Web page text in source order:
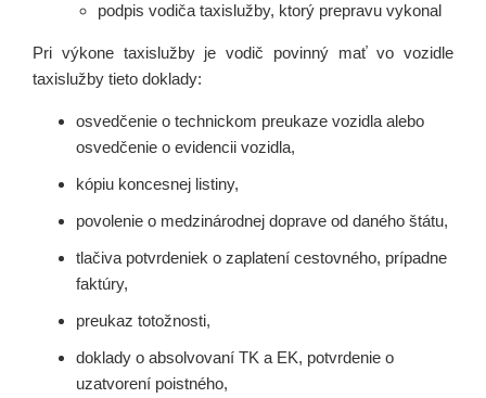
podpis vodiča taxislužby, ktorý prepravu vykonal
Pri výkone taxislužby je vodič povinný mať vo vozidle
taxislužby tieto doklady:
osvedčenie o technickom preukaze vozidla alebo
osvedčenie o evidencii vozidla,
kópiu koncesnej listiny,
povolenie o medzinárodnej doprave od daného štátu,
tlačiva potvrdeniek o zaplatení cestovného, prípadne
faktúry,
preukaz totožnosti,
doklady o absolvovaní TK a EK, potvrdenie o
uzatvorení poistného,